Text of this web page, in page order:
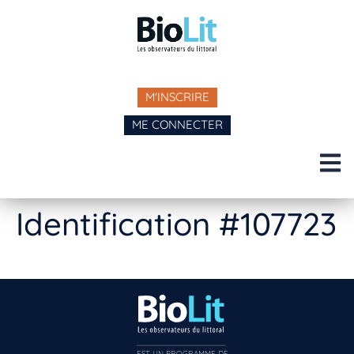
M'INSCRIRE
ME CONNECTER
Identification #107723